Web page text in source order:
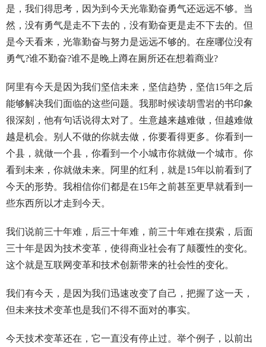
是，我们得思考，因为到今天光靠勤奋勇气还远远不够。当
然，没有勇气是走不下去的，没有勤奋更是走不下去的。但
是今天看来，光靠勤奋与努力是远远不够的。在座哪位没有
勇气?谁不勤奋?谁不是晚上蹲在厕所还在想着商业?
阿里有今天是因为我们坚信未来，坚信趋势，坚信15年之后
能够解决我们面临的这些问题。我那时候读胡雪岩的书印象
很深刻，他有句话说得太对了。生意越来越难做，但越难做
越是机会。别人不做的你就去做，你要看得更多。你看到一
个县，就做一个县，你看到一个小城市你就做一个城市。你
看到未来，你就做未来。阿里的红利，就是15年以前看到了
今天的形势。我相信你们都是在15年之前甚至更早就看到一
些东西所以才走到今天。
我们说前三十年难，后三十年难，前三十年难在摸索，后面
三十年是因为技术变革，使得商业社会有了颠覆性的变化。
这个就是互联网变革和技术创新带来的社会性的变化。
我们有今天，是因为我们迅速改变了自己，把握了这一天，
但未来技术变革也是我们不得不面对的事实。
今天技术变革还在，它一直没有停止过。举个例子，以前出